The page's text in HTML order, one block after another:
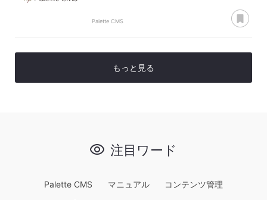
Palette CMS
もっと見る
注目ワード
Palette CMS マニュアル
コンテンツ管理